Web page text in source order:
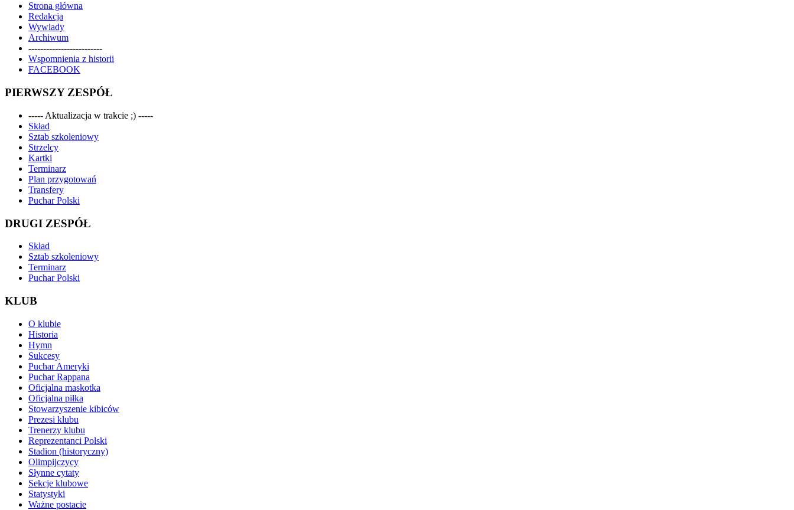
Strona główna
Redakcja
Wywiady
Archiwum
-------------------------
Wspomnienia z historii
FACEBOOK
PIERWSZY ZESPÓŁ
----- Aktualizacja w trakcie ;) -----
Skład
Sztab szkoleniowy
Strzelcy
Kartki
Terminarz
Plan przygotowań
Transfery
Puchar Polski
DRUGI ZESPÓŁ
Skład
Sztab szkoleniowy
Terminarz
Puchar Polski
KLUB
O klubie
Historia
Hymn
Sukcesy
Puchar Ameryki
Puchar Rappana
Oficjalna maskotka
Oficjalna piłka
Stowarzyszenie kibiców
Prezesi klubu
Trenerzy klubu
Reprezentanci Polski
Stadion (historyczny)
Olimpijczycy
Słynne cytaty
Sekcje klubowe
Statystyki
Ważne postacie